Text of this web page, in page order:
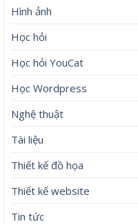
Hình ảnh
Học hỏi
Học hỏi YouCat
Học Wordpress
Nghệ thuật
Tài liệu
Thiết kế đồ họa
Thiết kế website
Tin tức